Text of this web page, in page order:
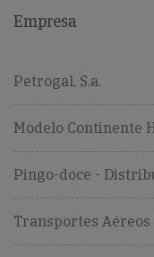
Empresa
Petrogal, S.a.
Modelo Continente
Pingo-doce -
Transportes Aéreos